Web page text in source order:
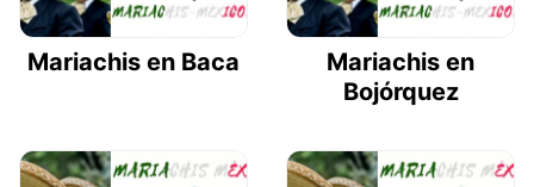
Mariachis en Baca
Mariachis en
Bojórquez